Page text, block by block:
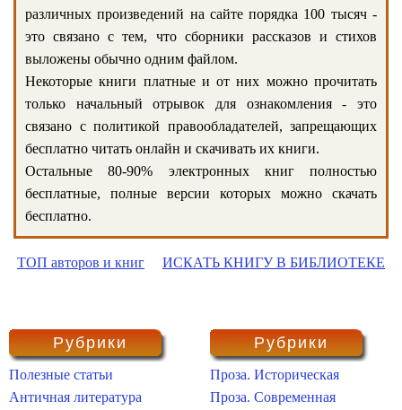
различных произведений на сайте порядка 100 тысяч -
это связано с тем, что сборники рассказов и стихов
выложены обычно одним файлом.
Некоторые книги платные и от них можно прочитать
только начальный отрывок для ознакомления - это
связано с политикой правообладателей, запрещающих
бесплатно читать онлайн и скачивать их книги.
Остальные 80-90% электронных книг полностью
бесплатные, полные версии которых можно скачать
бесплатно.
ТОП авторов и книг ИСКАТЬ КНИГУ В БИБЛИОТЕКЕ
Рубрики
Полезные статьи
Античная литература
Рубрики
Проза. Историческая
Проза. Современная